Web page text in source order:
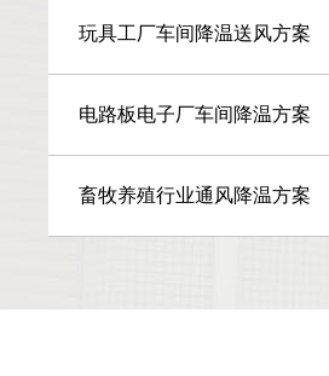
玩具工厂车间降温送风方案
电路板电子厂车间降温方案
畜牧养殖行业通风降温方案